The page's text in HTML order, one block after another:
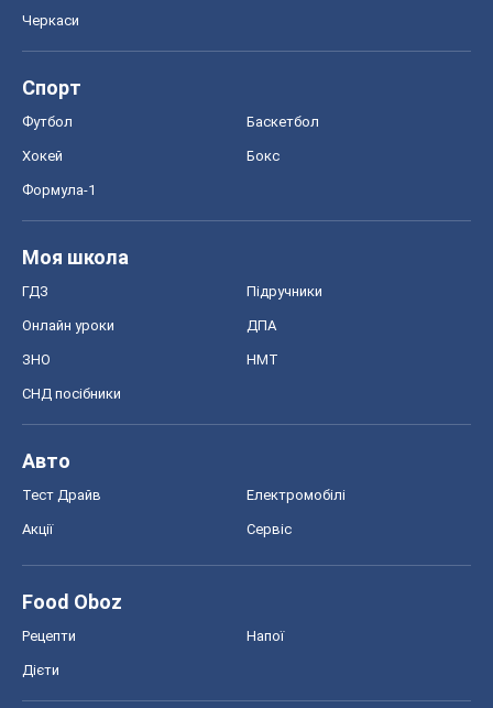
Черкаси
Спорт
Футбол Баскетбол
Хокей Бокс
Формула-1
Моя школа
ГДЗ Підручники
Онлайн уроки ДПА
ЗНО НМТ
СНД посібники
Авто
Тест Драйв Електромобілі
Акції Сервіс
Food Oboz
Рецепти Напої
Дієти